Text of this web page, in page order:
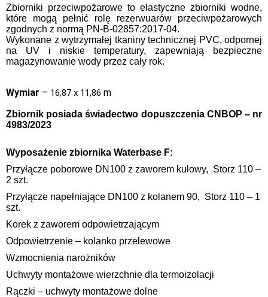
Zbiorniki przeciwpożarowe to elastyczne zbiorniki wodne,
które mogą pełnić rolę rezerwuarów przeciwpożarowych
zgodnych z normą PN-B-02857:2017-04.
Wykonane z wytrzymałej tkaniny technicznej PVC, odpornej
na UV i niskie temperatury, zapewniają bezpieczne
magazynowanie wody przez cały rok.
Wymiar – 16,87 x 11,86 m
Zbiornik posiada świadectwo dopuszczenia CNBOP – nr
4983/2023
Wyposażenie zbiornika Waterbase F:
Przyłącze poborowe DN100 z zaworem kulowy, Storz 110 –
2 szt.
Przyłącze napełniające DN100 z kolanem 90, Storz 110 – 1
szt.
Korek z zaworem odpowietrzającym
Odpowietrzenie – kolanko przelewowe
Wzmocnienia narożników
Uchwyty montażowe wierzchnie dla termoizolacji
Rączki – uchwyty montażowe dolne